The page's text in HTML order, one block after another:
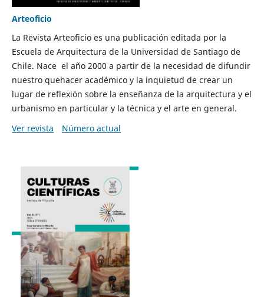
Arteoficio
La Revista Arteoficio es una publicación editada por la
Escuela de Arquitectura de la Universidad de Santiago de
Chile. Nace el año 2000 a partir de la necesidad de difundir
nuestro quehacer académico y la inquietud de crear un
lugar de reflexión sobre la enseñanza de la arquitectura y el
urbanismo en particular y la técnica y el arte en general.
Ver revista
Número actual